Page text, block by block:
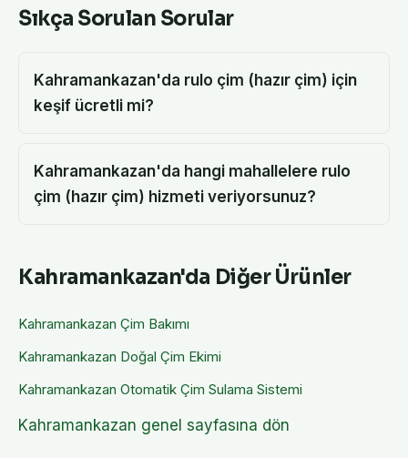
Sıkça Sorulan Sorular
Kahramankazan'da rulo çim (hazır çim) için
keşif ücretli mi?
Kahramankazan'da hangi mahallelere rulo
çim (hazır çim) hizmeti veriyorsunuz?
Kahramankazan'da Diğer Ürünler
Kahramankazan Çim Bakımı
Kahramankazan Doğal Çim Ekimi
Kahramankazan Otomatik Çim Sulama Sistemi
Kahramankazan genel sayfasına dön